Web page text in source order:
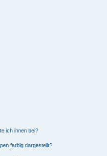
ich ihnen bei?
farbig dargestellt?